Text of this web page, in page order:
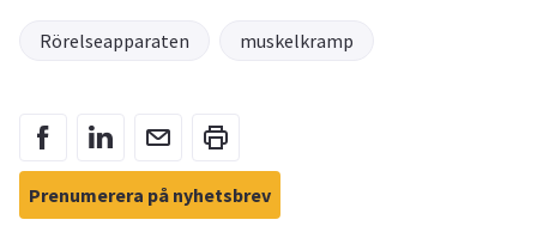
Rörelseapparaten muskelkramp
Prenumerera på nyhetsbrev